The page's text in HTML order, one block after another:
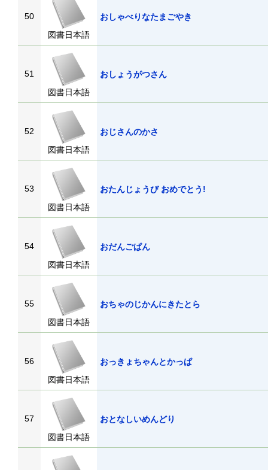
50
図書日本語
おしゃべりなたまごやき
51
図書日本語
おしょうがつさん
52
図書日本語
おじさんのかさ
53
図書日本語
おたんじょうび おめでとう!
54
図書日本語
おだんごぱん
55
図書日本語
おちゃのじかんにきたとら
56
図書日本語
おっきょちゃんとかっぱ
57
図書日本語
おとなしいめんどり